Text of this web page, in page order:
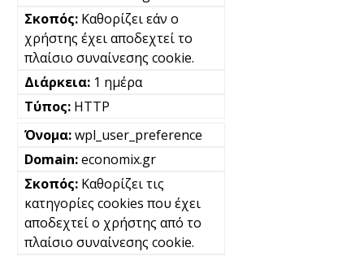
Καθορίζει εάν ο
χρήστης έχει αποδεχτεί το
πλαίσιο συναίνεσης cookie.
1 ημέρα
HTTP
wpl_user_preference
economix.gr
Καθορίζει τις
κατηγορίες cookies που έχει
αποδεχτεί ο χρήστης από το
πλαίσιο συναίνεσης cookie.